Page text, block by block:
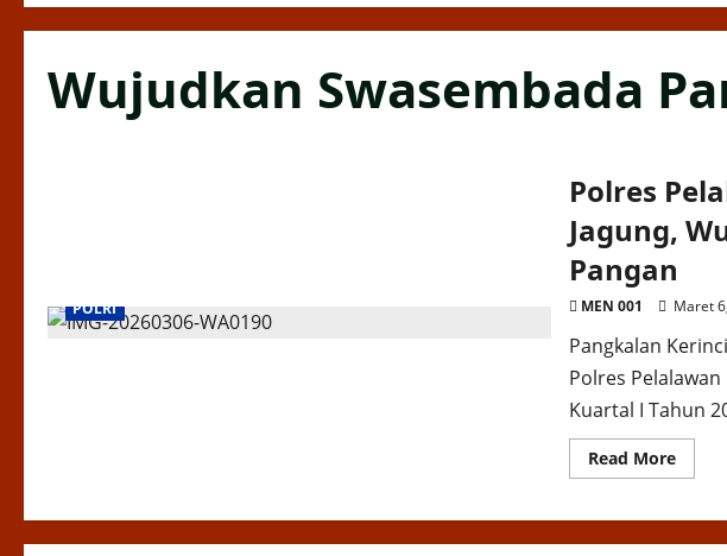
Wujudkan Swasembada
POLRI
Polres
Jagung,
Pangan
MEN 001 Maret
Pangkalan
Polres Pelalawan
Kuartal I Tahun
Read MoreRead
more
Panen